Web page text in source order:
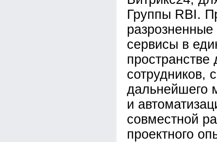
Группы RBI.
сервисы в
пространстве
сотрудников,
дальнейшего
и
совместной
проектного